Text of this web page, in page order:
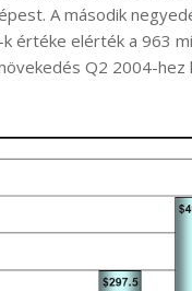
A második
értéke elérték a 963
Q2 2004-hez